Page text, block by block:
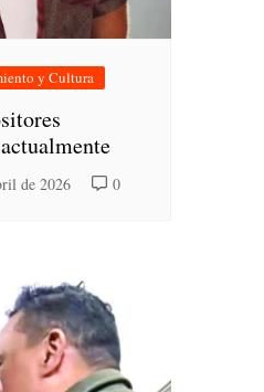
y Cultura
de 2026 0